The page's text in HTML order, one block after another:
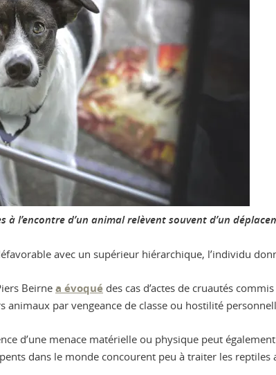
à l’encontre d’un animal relèvent souvent d’un
avec un supérieur hiérarchique, l’individu
Beirne a évoqué des cas d’actes de cruautés
animaux par vengeance de classe ou hostilité
d’une menace matérielle ou physique peut
dans le monde concourent peu à traiter les reptiles